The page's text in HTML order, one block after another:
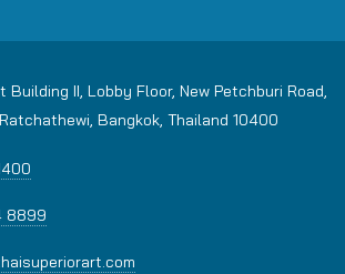
Building II, Lobby Floor, New Petchburi Road,
Bangkok, Thailand 10400
8899